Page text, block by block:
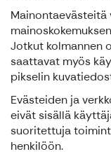
Jotkut kolmannen
saattavat myös
pikselin
Evästeiden ja
eivät sisällä
suoritettuja
henkilöön.